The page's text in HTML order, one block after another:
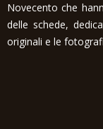
Novecento che
delle schede,
originali e le